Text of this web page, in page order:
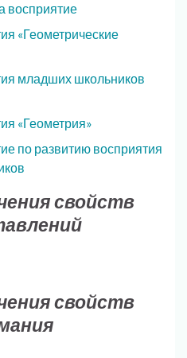
восприятие
«Геометрические
младших школьников
«Геометрия»
по развитию восприятия
свойств
свойств